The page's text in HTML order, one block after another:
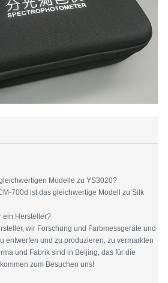
Modelle zu YS3020?
700d ist das gleichwertige Modell zu Silk
ein Hersteller?
wir Forschung und Farbmessgeräte und
entwerfen und zu produzieren, zu vermarkten
und Fabrik sind in Beijing, das für die
zum Besuchen uns!